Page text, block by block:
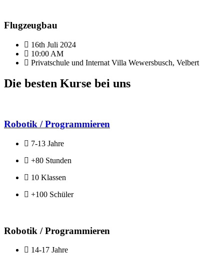
Flugzeugbau
16th Juli 2024
10:00 AM
Privatschule und Internat Villa Wewersbusch, Velbert
Die besten Kurse bei uns
Robotik / Programmieren
7-13 Jahre
+80 Stunden
10 Klassen
+100 Schüler
Robotik / Programmieren
14-17 Jahre